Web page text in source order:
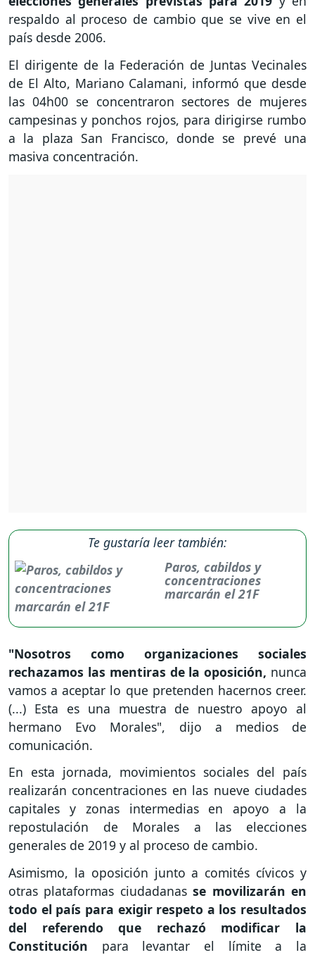
respaldo al proceso de cambio que se vive en el
país desde 2006.
El dirigente de la Federación de Juntas Vecinales
de El Alto, Mariano Calamani, informó que desde
las 04h00 se concentraron sectores de mujeres
campesinas y ponchos rojos, para dirigirse rumbo
a la plaza San Francisco, donde se prevé una
masiva concentración.
Te gustaría leer también:
Paros, cabildos y
concentraciones
marcarán el 21F
"Nosotros como organizaciones sociales
rechazamos las mentiras de la oposición, nunca
vamos a aceptar lo que pretenden hacernos creer.
(...) Esta es una muestra de nuestro apoyo al
hermano Evo Morales", dijo a medios de
comunicación.
En esta jornada, movimientos sociales del país
realizarán concentraciones en las nueve ciudades
capitales y zonas intermedias en apoyo a la
repostulación de Morales a las elecciones
generales de 2019 y al proceso de cambio.
Asimismo, la oposición junto a comités cívicos y
otras plataformas ciudadanasse movilizarán en
todo el país para exigir respeto a los resultados
del referendo que rechazó modificar la
Constitución para levantar el límite a la